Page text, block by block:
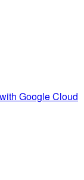
Google Cloud